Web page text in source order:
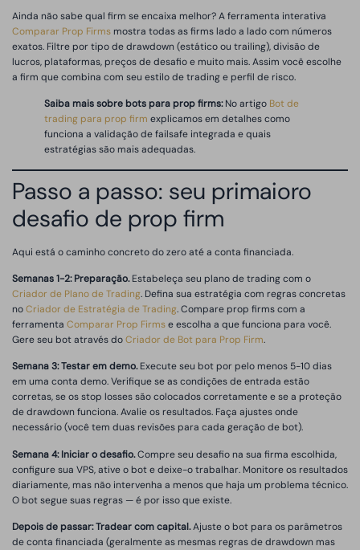
Ainda não sabe qual firm se encaixa melhor? A ferramenta interativa
Comparar Prop Firmsmostra todas as firms lado a lado com números
exatos. Filtre por tipo de drawdown (estático ou trailing), divisão de
lucros, plataformas, preços de desafio e muito mais. Assim você escolhe
a firm que combina com seu estilo de trading e perfil de risco.
Saiba mais sobre bots para prop firms:No artigo Bot de
trading para prop firm explicamos em detalhes como
funciona a validação de failsafe integrada e quais
estratégias são mais adequadas.
Passo a passo: seu primaioro
desafio de prop firm
Aqui está o caminho concreto do zero até a conta financiada.
Semanas 1-2: Preparação.Estabeleça seu plano de trading com o
Criador de Plano de Trading. Defina sua estratégia com regras concretas
noCriador de Estratégia de Trading. Compare prop firms com a
ferramenta Comparar Prop Firmse escolha a que funciona para você.
Gere seu bot através doCriador de Bot para Prop Firm.
Semana 3: Testar em demo.Execute seu bot por pelo menos 5-10 dias
em uma conta demo. Verifique se as condições de entrada estão
corretas, se os stop losses são colocados corretamente e se a proteção
de drawdown funciona. Avalie os resultados. Faça ajustes onde
necessário (você tem duas revisões para cada geração de bot).
Semana 4: Iniciar o desafio.Compre seu desafio na sua firma escolhida,
configure sua VPS, ative o bot e deixe-o trabalhar. Monitore os resultados
diariamente, mas não intervenha a menos que haja um problema técnico.
O bot segue suas regras — é por isso que existe.
Depois de passar: Tradear com capital.Ajuste o bot para os parâmetros
de conta financiada (geralmente as mesmas regras de drawdown mas